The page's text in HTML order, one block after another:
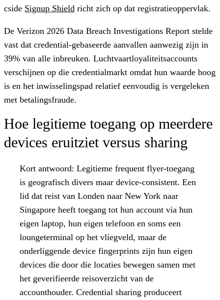
cside Signup Shield richt zich op dat registratieoppervlak.
De Verizon 2026 Data Breach Investigations Report stelde
vast dat credential-gebaseerde aanvallen aanwezig zijn in
39% van alle inbreuken. Luchtvaartloyaliteitsaccounts
verschijnen op die credentialmarkt omdat hun waarde hoog
is en het inwisselingspad relatief eenvoudig is vergeleken
met betalingsfraude.
Hoe legitieme toegang op meerdere
devices eruitziet versus sharing
Kort antwoord: Legitieme frequent flyer-toegang
is geografisch divers maar device-consistent. Een
lid dat reist van Londen naar New York naar
Singapore heeft toegang tot hun account via hun
eigen laptop, hun eigen telefoon en soms een
loungeterminal op het vliegveld, maar de
onderliggende device fingerprints zijn hun eigen
devices die door die locaties bewegen samen met
het geverifieerde reisoverzicht van de
accounthouder. Credential sharing produceert